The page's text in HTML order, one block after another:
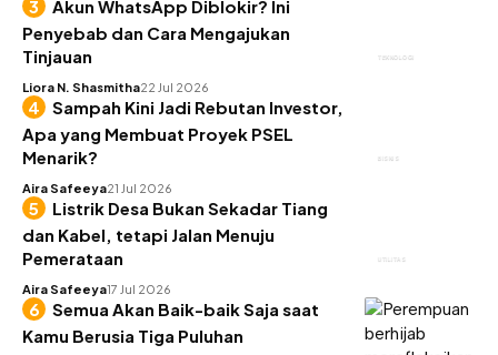
TEKNOLOGI
Akun WhatsApp Diblokir? Ini
Penyebab dan Cara Mengajukan
Tinjauan
Liora N. Shasmitha22 Jul 2026
BISNIS
Sampah Kini Jadi Rebutan Investor,
Apa yang Membuat Proyek PSEL
Menarik?
Aira Safeeya21 Jul 2026
UTILITAS
Listrik Desa Bukan Sekadar Tiang
dan Kabel, tetapi Jalan Menuju
Pemerataan
Aira Safeeya17 Jul 2026
Semua Akan Baik-baik Saja saat
Kamu Berusia Tiga Puluhan